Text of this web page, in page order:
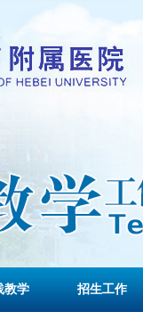
教学 招生工作